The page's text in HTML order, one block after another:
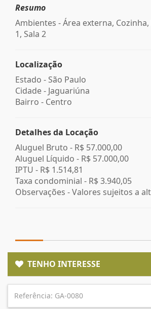
Resumo
Ambientes - Área externa, Cozinha,
1, Sala 2
Localização
Estado - São Paulo
Cidade - Jaguariúna
Bairro - Centro
Detalhes da Locação
Aluguel Bruto - R$ 57.000,00
Aluguel Líquido - R$ 57.000,00
IPTU - R$ 1.514,81
Taxa condominial - R$ 3.940,05
Observações - Valores sujeitos a
TENHO INTERESSE